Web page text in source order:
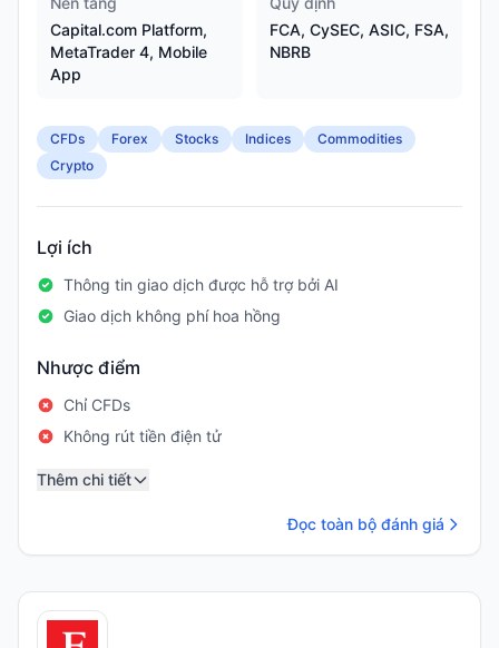
Capital.com Platform,
MetaTrader 4, Mobile
App
FCA, CySEC, ASIC, FSA,
NBRB
CFDs Forex Stocks Indices
Commodities
Crypto
Lợi ích
Thông tin giao dịch được hỗ trợ bởi AI
Giao dịch không phí hoa hồng
Nhược điểm
Chỉ CFDs
Không rút tiền điện tử
Thêm chi tiết
Đọc toàn bộ đánh giá